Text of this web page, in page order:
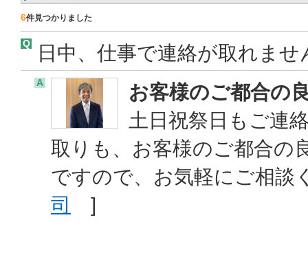
6件見つかりました
Q 日中、仕事で連絡が取れま
A
お客様のご都合の
土日祝祭日もご連
取りも、お客様のご都合の
ですので、お気軽にご
司
]